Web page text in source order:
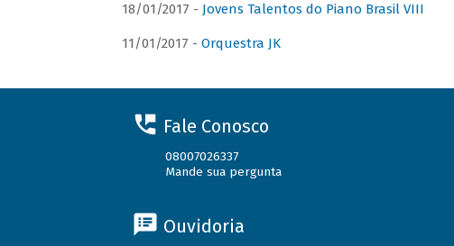
18/01/2017 - Jovens Talentos do Piano Brasil VIII
11/01/2017 - Orquestra JK
Fale Conosco
08007026337
Mande sua pergunta
Ouvidoria